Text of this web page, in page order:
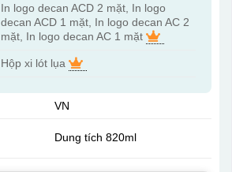
In logo decan ACD 2 mặt, In logo
decan ACD 1 mặt, In logo decan AC 2
mặt, In logo decan AC 1 mặt
Hộp xi lót lụa
VN
Dung tích 820ml